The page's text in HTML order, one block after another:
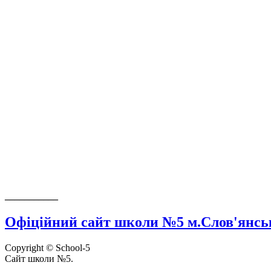
Офіційний сайт школи №5
Copyright © School-5
Сайт школи №5.